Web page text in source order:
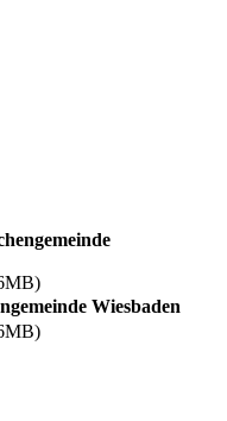
Wiesbaden